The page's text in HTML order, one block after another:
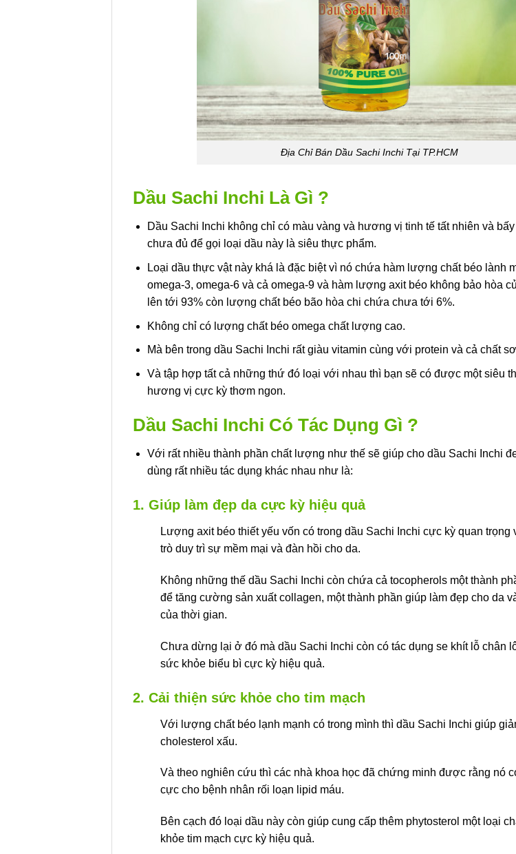
Địa Chỉ Bán Dầu Sachi Inchi Tại TP.HCM
Dầu Sachi Inchi Là Gì ?
Dầu Sachi Inchi không chỉ có màu vàng và hương vị tinh tế tất nhiên và
chưa đủ để gọi loại dầu này là siêu thực phẩm.
Loại dầu thực vật này khá là đặc biệt vì nó chứa hàm lượng chất béo lành
omega-3, omega-6 và cả omega-9 và hàm lượng axit béo không bảo hòa
lên tới 93% còn lượng chất béo bão hòa chi chứa chưa tới 6%.
Không chỉ có lượng chất béo omega chất lượng cao.
Mà bên trong dầu Sachi Inchi rất giàu vitamin cùng với protein và cả chất
Và tập hợp tất cả những thứ đó loại với nhau thì bạn sẽ có được một siêu
hương vị cực kỳ thơm ngon.
Dầu Sachi Inchi Có Tác Dụng Gì ?
Với rất nhiều thành phần chất lượng như thế sẽ giúp cho dầu Sachi Inchi
dùng rất nhiều tác dụng khác nhau như là:
1. Giúp làm đẹp da cực kỳ hiệu quả
Lượng axit béo thiết yếu vốn có trong dầu Sachi Inchi cực kỳ quan trọng
trò duy trì sự mềm mại và đàn hồi cho da.
Không những thế dầu Sachi Inchi còn chứa cả tocopherols một thành
để tăng cường sản xuất collagen, một thành phần giúp làm đẹp cho da
của thời gian.
Chưa dừng lại ở đó mà dầu Sachi Inchi còn có tác dụng se khít lỗ chân
sức khỏe biểu bì cực kỳ hiệu quả.
2. Cải thiện sức khỏe cho tim mạch
Với lượng chất béo lạnh mạnh có trong mình thì dầu Sachi Inchi giúp
cholesterol xấu.
Và theo nghiên cứu thì các nhà khoa học đã chứng minh được rằng nó
cực cho bệnh nhân rối loạn lipid máu.
Bên cạch đó loại dầu này còn giúp cung cấp thêm phytosterol một loại
khỏe tim mạch cực kỳ hiệu quả.